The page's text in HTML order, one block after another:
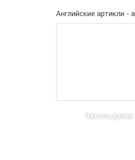
Английские артикли -
Читать далее